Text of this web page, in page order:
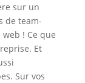
sur un
de team-
! Ce que
Et
Sur vos